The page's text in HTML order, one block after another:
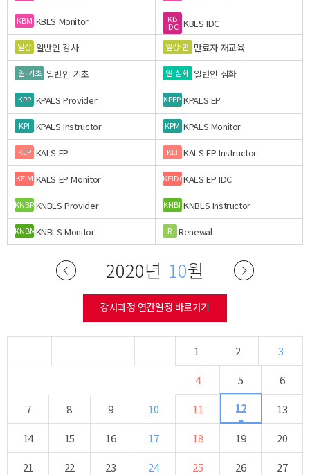
KBM KBLS Monitor KB
IDC KBLS IDC
일강 일반인 강사 일강-만 만료자 재교육
일-기초 일반인 기초 일-심화 일반인 심화
KPP KPALS Provider KPEP KPALS EP
KPI KPALS Instructor KPM KPALS Monitor
KEP KALS EP KEI KALS EP Instructor
KEIM KALS EP Monitor KEIDCKALS EP IDC
KNBPKNBLS Provider KNBI KNBLS Instructor
KNBMKNBLS Monitor R Renewal
2020년 10월
강사과정 연간일정 바로가기
1 2
3
4
5
6
7
8 9 10 11 12
13
14
15 16 17 18 19
20
21
22 23 24 25 26
27